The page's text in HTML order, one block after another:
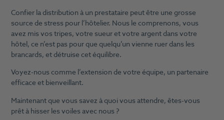
Confier la distribution à un prestataire peut être une grosse
source de stress pour l’hôtelier. Nous le comprenons, vous
avez mis vos tripes, votre sueur et votre argent dans votre
hôtel, ce n’est pas pour que quelqu’un vienne ruer dans les
brancards, et détruise cet équilibre.
Voyez-nous comme l’extension de votre équipe, un partenaire
efficace et bienveillant.
Maintenant que vous savez à quoi vous attendre, êtes-vous
prêt à hisser les voiles avec nous ?